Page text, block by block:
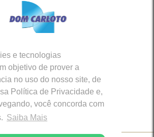
e tecnologias
objetivo de prover a
no uso do nosso site, de
Política de Privacidade e,
você concorda com
Saiba Mais
em nossas Redes Sociais